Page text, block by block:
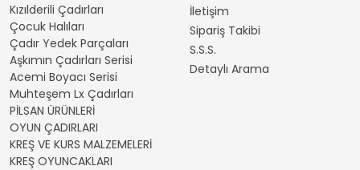
Kızılderili Çadırları
Çocuk Halıları
Çadır Yedek Parçaları
Aşkımın Çadırları Serisi
Acemi Boyacı Serisi
Muhteşem Lx Çadırları
PİLSAN ÜRÜNLERİ
OYUN ÇADIRLARI
KREŞ VE KURS MALZEMELERİ
KREŞ OYUNCAKLARI
İletişim
Sipariş Takibi
S.S.S.
Detaylı Arama